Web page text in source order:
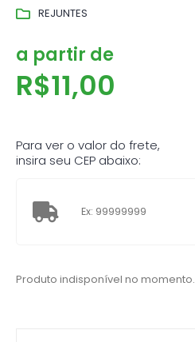
REJUNTES
a partir de
R$11,00
Para ver o valor do frete,
insira seu CEP abaixo:
Produto indisponível no momento.